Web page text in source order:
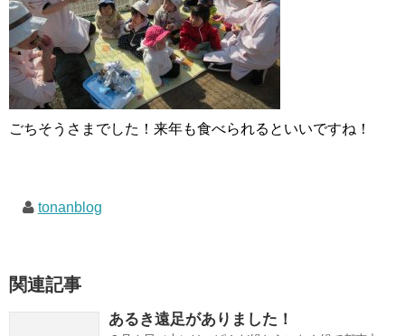
ごちそうさまでした！来年も食べられるといいですね！
tonanblog
関連記事
あるき遠足がありました！